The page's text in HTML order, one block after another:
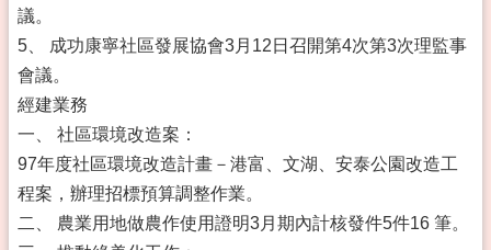
議。
5、 成功康寧社區發展協會3月12日召開第4次第3次理監事
會議。
經建業務
一、 社區環境改造案：
97年度社區環境改造計畫－港富、文湖、安泰公園改造工
程案，辦理招標預算調整作業。
二、 農業用地做農作使用證明3月期內計核發件5件16 筆。